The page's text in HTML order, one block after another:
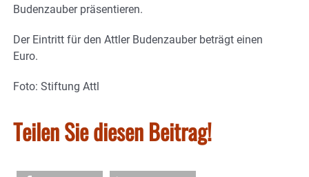
Budenzauber präsentieren.
Der Eintritt für den Attler Budenzauber beträgt einen
Euro.
Foto: Stiftung Attl
Teilen Sie diesen Beitrag!